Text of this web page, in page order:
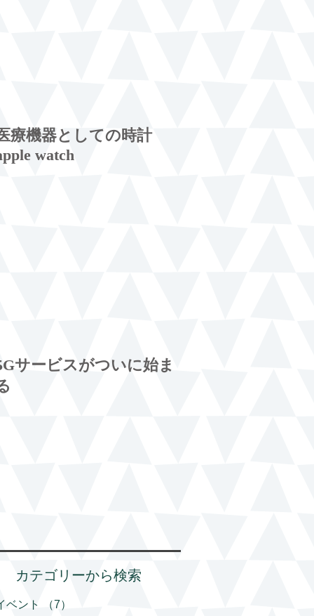
療機器としての時計
watch
サービスがついに始ま
カテゴリーから検索
ベント （7）